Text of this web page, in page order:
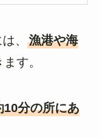
、 漁港や海
す。
10分の所にあ